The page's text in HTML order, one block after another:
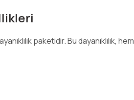
paketidir. Bu dayanıklılık, hem